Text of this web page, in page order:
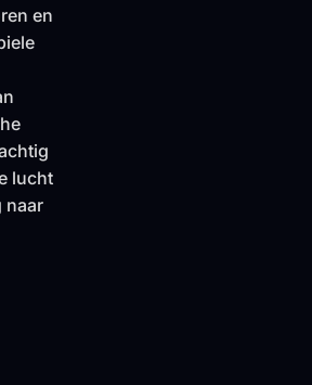
en
lucht
naar